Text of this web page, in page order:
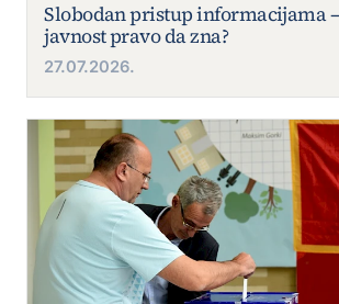
Slobodan pristup informacijama
javnost pravo da zna?
27.07.2026.